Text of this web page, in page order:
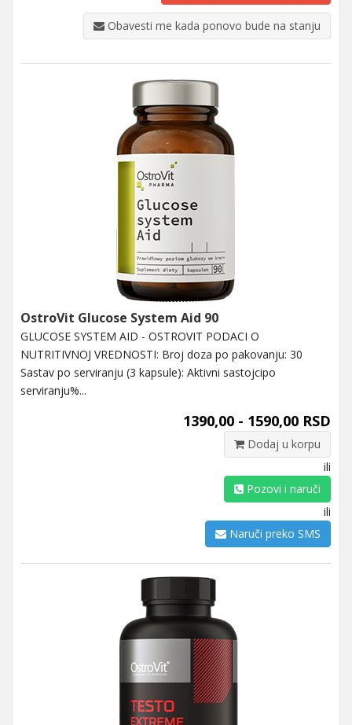
Obavesti me kada ponovo bude na stanju
OstroVit Glucose System Aid 90
GLUCOSE SYSTEM AID - OSTROVIT PODACI O
NUTRITIVNOJ VREDNOSTI: Broj doza po pakovanju: 30
Sastav po serviranju (3 kapsule): Aktivni sastojcipo
serviranju%...
1390,00 - 1590,00 RSD
Dodaj u korpu
ili
Pozovi i naruči
ili
Naruči preko SMS